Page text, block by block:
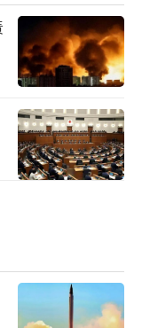
其他人都不敢
，”吕特特意
国防开支提高
有哪位美国总
大笔钱（pay
一场反战活动